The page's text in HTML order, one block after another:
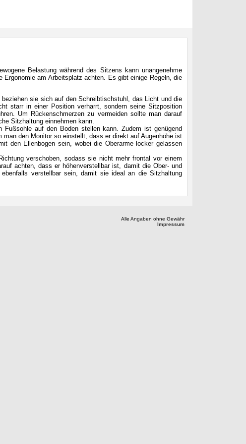
Belastung während des Sitzens kann unangenehme
Ergonomie am Arbeitsplatz achten. Es gibt einige Regeln, die
sie sich auf den Schreibtischstuhl, das Licht und die
starr in einer Position verharrt, sondern seine Sitzposition
Um Rückenschmerzen zu vermeiden sollte man darauf
Sitzhaltung einnehmen kann.
auf den Boden stellen kann. Zudem ist genügend
den Monitor so einstellt, dass er direkt auf Augenhöhe ist
den Ellenbogen sein, wobei die Oberarme locker gelassen
verschoben, sodass sie nicht mehr frontal vor einem
achten, dass er höhenverstellbar ist, damit die Ober- und
verstellbar sein, damit sie ideal an die Sitzhaltung
Alle Angaben ohne Gewähr
Impressum